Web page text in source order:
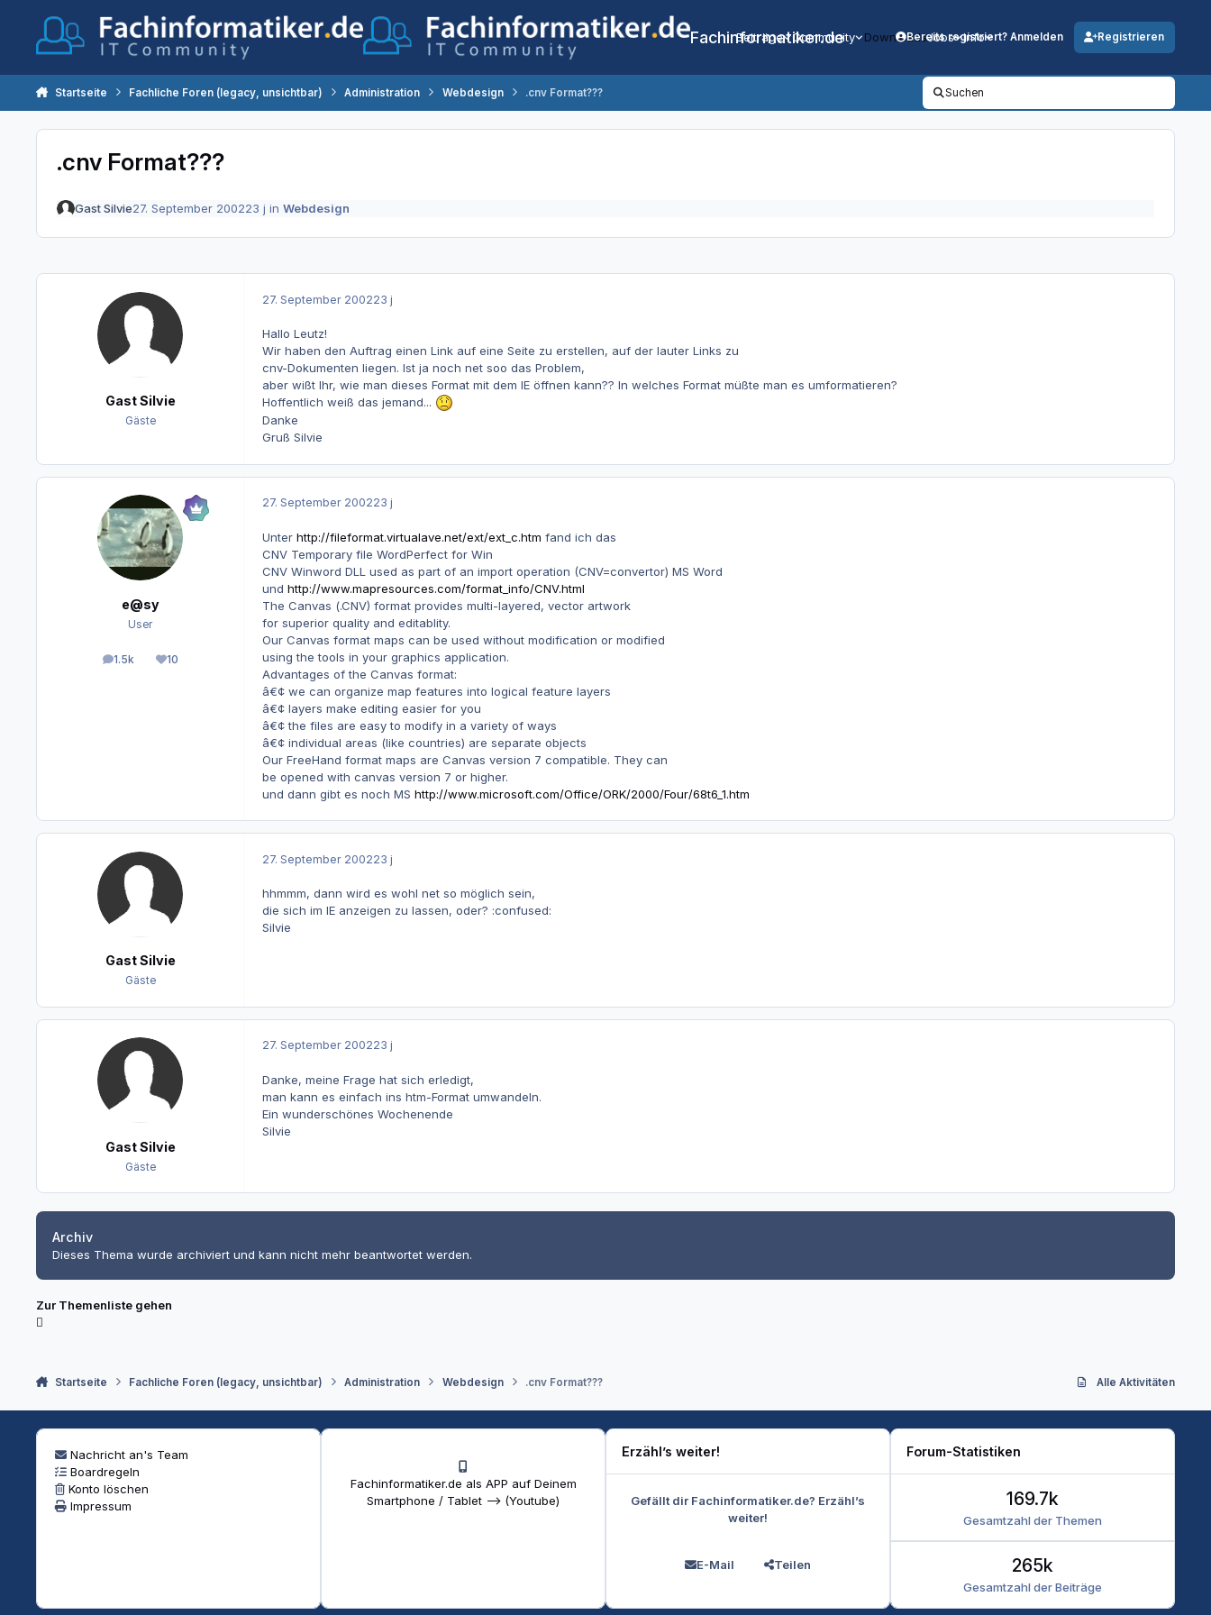
Fachinformatiker.de
Beiträge Community DownloadsJobs Info
Bereits registriert? Anmelden Registrieren
Startseite Fachliche Foren (legacy, unsichtbar) Administration Webdesign .cnv Format??? Suchen
.cnv Format???
Gast Silvie27. September 200223 j in Webdesign
Gast Silvie
Gäste
27. September 200223 j
Hallo Leutz!
Wir haben den Auftrag einen Link auf eine Seite zu erstellen, auf der lauter Links zu
cnv-Dokumenten liegen. Ist ja noch net soo das Problem,
aber wißt Ihr, wie man dieses Format mit dem IE öffnen kann?? In welches Format müßte man es umformatieren?
Hoffentlich weiß das jemand...
Danke
Gruß Silvie
e@sy
User
1.5k
Beiträge 10
Reputation
27. September 200223 j
Unter http://fileformat.virtualave.net/ext/ext_c.htm fand ich das
CNV Temporary file WordPerfect for Win
CNV Winword DLL used as part of an import operation (CNV=convertor) MS Word
und http://www.mapresources.com/format_info/CNV.html
The Canvas (.CNV) format provides multi-layered, vector artwork
for superior quality and editablity.
Our Canvas format maps can be used without modification or modified
using the tools in your graphics application.
Advantages of the Canvas format:
â€¢ we can organize map features into logical feature layers
â€¢ layers make editing easier for you
â€¢ the files are easy to modify in a variety of ways
â€¢ individual areas (like countries) are separate objects
Our FreeHand format maps are Canvas version 7 compatible. They can
be opened with canvas version 7 or higher.
und dann gibt es noch MS http://www.microsoft.com/Office/ORK/2000/Four/68t6_1.htm
Gast Silvie
Gäste
27. September 200223 j
hhmmm, dann wird es wohl net so möglich sein,
die sich im IE anzeigen zu lassen, oder? :confused:
Silvie
Gast Silvie
Gäste
27. September 200223 j
Danke, meine Frage hat sich erledigt,
man kann es einfach ins htm-Format umwandeln.
Ein wunderschönes Wochenende
Silvie
Archiv
Dieses Thema wurde archiviert und kann nicht mehr beantwortet werden.
Zur Themenliste gehen
Startseite Fachliche Foren (legacy, unsichtbar) Administration Webdesign .cnv Format??? Alle Aktivitäten
Nachricht an's Team
Boardregeln
Konto löschen
Impressum
Fachinformatiker.de als APP auf Deinem
Smartphone / Tablet --> (Youtube)
Erzähl’s weiter!
Gefällt dir Fachinformatiker.de? Erzähl’s
weiter!
E-Mail Teilen
Forum-Statistiken
Gesamtzahl der Themen
169.7k
Gesamtzahl der Beiträge
265k